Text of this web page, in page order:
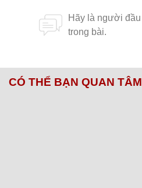
CÓ THỂ BẠN QUAN TÂM